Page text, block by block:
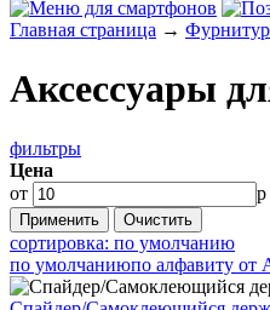
Главная страница →
Аксессуары
фильтры
Цена
от
р
сортировка: по умолчанию
по умолчаниюпо алфавиту от